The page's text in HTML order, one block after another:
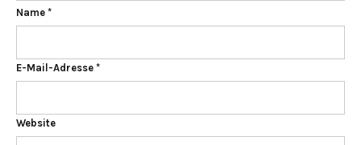
Name *
E-Mail-Adresse *
Website